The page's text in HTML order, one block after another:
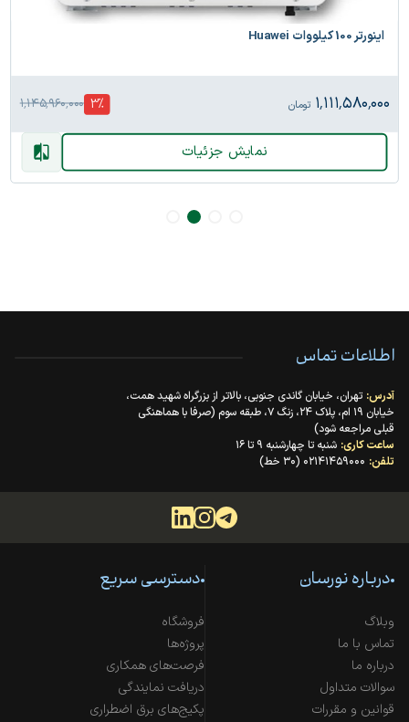
اینورتر 100 کیلووات Huawei
۱٬۱۱۱٬۵۸۰٬۰۰۰ تومان 3% ۱٬۱۴۵٬۹۶۰٬۰۰۰
نمایش جزئیات
اطلاعات تماس
آدرس: تهران، خیابان گاندی جنوبی، بالاتر از بزرگراه شهید همت،
خیابان ۱۹ ام، پلاک ۲۴، زنگ ۷، طبقه سوم (صرفا با هماهنگی
قبلی مراجعه شود)
ساعت کاری: شنبه تا چهارشنبه ۹ تا ۱۶
تلفن: ۰۲۱۴۱۴۵۹۰۰۰ (۳۰ خط)
درباره نورسان
وبلاگ
تماس با ما
درباره ما
سوالات متداول
قوانین و مقررات
دسترسی سریع
فروشگاه
پروژه‌ها
فرصت‌های همکاری
دریافت نمایندگی
پکیج‌های برق اضطراری